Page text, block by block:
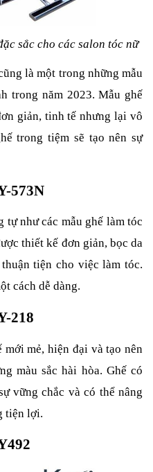
sắc cho các salon tóc nữ
là một trong những mẫu
trong năm 2023. Mẫu ghế
giản, tinh tế nhưng lại vô
trong tiệm sẽ tạo nên sự
573N
tự như các mẫu ghế làm tóc
thiết kế đơn giản, bọc da
tiện cho việc làm tóc.
cách dễ dàng.
218
mẻ, hiện đại và tạo nên
màu sắc hài hòa. Ghế có
vững chắc và có thể nâng
tiện lợi.